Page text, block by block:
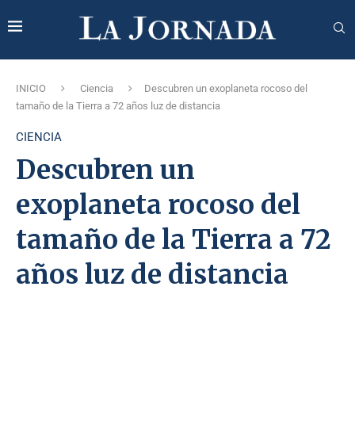
INICIO Ciencia
Descubren un exoplaneta rocoso del
tamaño de la Tierra a 72 años luz de distancia
CIENCIA
Descubren un
exoplaneta rocoso del
tamaño de la Tierra a 72
años luz de distancia